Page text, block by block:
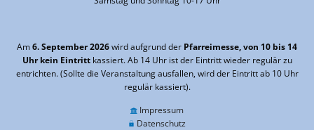
Am6. September 2026wird aufgrund der Pfarreimesse, von 10 bis 14
Uhr kein Eintrittkassiert. Ab 14 Uhr ist der Eintritt wieder regulär zu
entrichten. (Sollte die Veranstaltung ausfallen, wird der Eintritt ab 10 Uhr
regulär kassiert).
Impressum
Datenschutz